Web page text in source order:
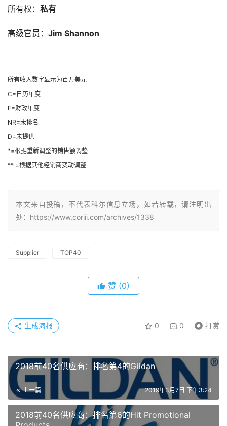
所有权： 私有
高级官员： Jim Shannon
所有收入数字显示为百万美元
C=日历年度
F=财政年度
NR=未排名
D=未提供
*=根据重新调整的销售额调整
** =根据其他经销商变动调整
本文来自投稿，不代表科尓信息立场，如若转载，请注明出
处：https://www.coriii.com/archives/1338
Supplier TOP40
赞 (0)
0 0 打赏
生成海报
2018前40名供应商：排名第4的Gildan
上一篇 2019年3月7日 下午3:24
2018前40名供应商：排名第6的Hit Promotional